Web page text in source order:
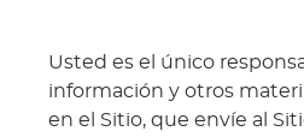
Usted es el único
información y otros
en el Sitio, que envíe al